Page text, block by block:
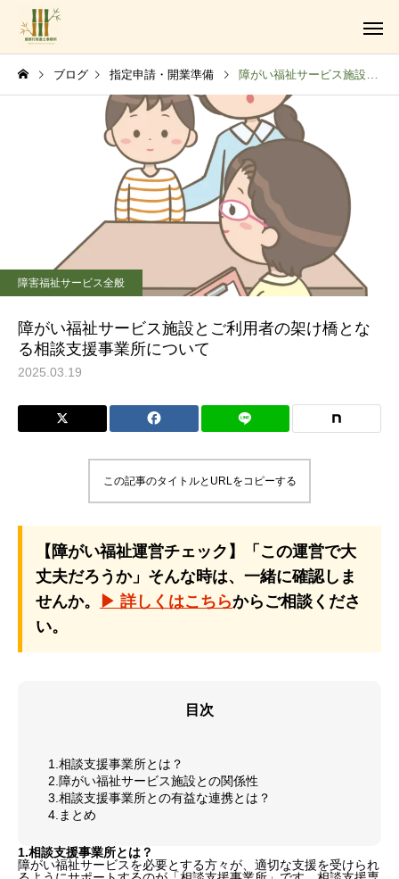
障がい福祉サービス事業
ブログ 指定申請・開業準備 障がい福祉サービス施設とご利用者の架け橋となる相談支援事業所について
障害福祉サービス全般
障がい福祉サービス施設とご利用者の架け橋とな
る相談支援事業所について
2025.03.19
この記事のタイトルとURLをコピーする
【障がい福祉運営チェック】「この運営で大
丈夫だろうか」そんな時は、一緒に確認しま
せんか。
▶ 詳しくはこちらからご相談くださ
い。
目次
1.相談支援事業所とは？
2.障がい福祉サービス施設との関係性
3.相談支援事業所との有益な連携とは？
4.まとめ
1.相談支援事業所とは？
障がい福祉サービスを必要とする方々が、適切な支援を受けられ